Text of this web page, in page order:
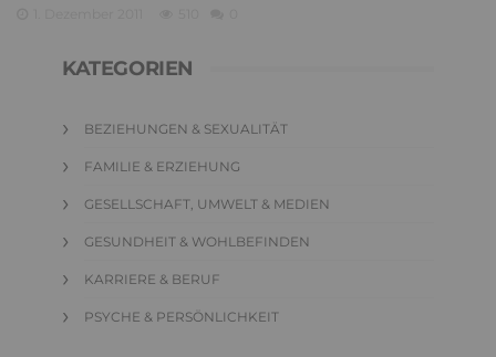
KATEGORIEN
BEZIEHUNGEN & SEXUALITÄT
FAMILIE & ERZIEHUNG
GESELLSCHAFT, UMWELT & MEDIEN
GESUNDHEIT & WOHLBEFINDEN
KARRIERE & BERUF
PSYCHE & PERSÖNLICHKEIT